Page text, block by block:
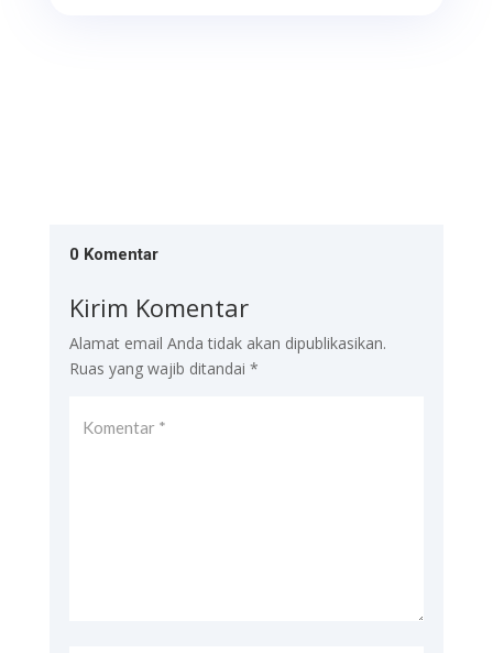
0 Komentar
Kirim Komentar
Alamat email Anda tidak akan dipublikasikan.
Ruas yang wajib ditandai *